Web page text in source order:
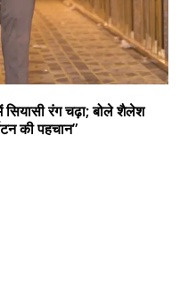
रंग चढ़ा; बोले शैलेश
की पहचान”